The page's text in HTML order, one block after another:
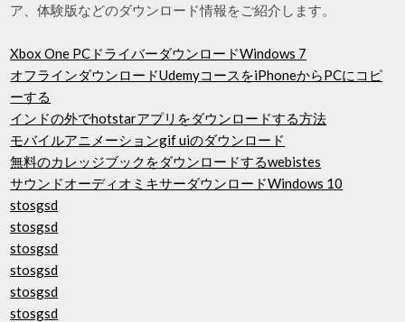
ア、体験版などのダウンロード情報をご紹介します。
Xbox One PCドライバーダウンロードWindows 7
オフラインダウンロードUdemyコースをiPhoneからPCにコピ
ーする
インドの外でhotstarアプリをダウンロードする方法
モバイルアニメーションgif uiのダウンロード
無料のカレッジブックをダウンロードするwebistes
サウンドオーディオミキサーダウンロードWindows 10
stosgsd
stosgsd
stosgsd
stosgsd
stosgsd
stosgsd